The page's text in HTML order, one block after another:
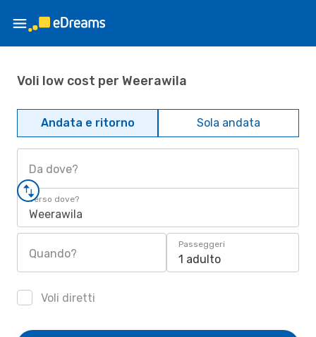
Voli low cost per Weerawila
Andata e ritorno Sola andata
Da dove?
Verso dove?
Weerawila
Quando?
Passeggeri
1 adulto
Voli diretti